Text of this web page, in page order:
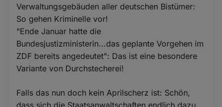
Verwaltungsgebäuden aller deutschen Bistümer:
So gehen Kriminelle vor!
"Ende Januar hatte die
Bundesjustizministerin...das geplante Vorgehen im
ZDF bereits angedeutet": Das ist eine besondere
Variante von Durchstecherei!
Falls das nun doch kein Aprilscherz ist: Schön,